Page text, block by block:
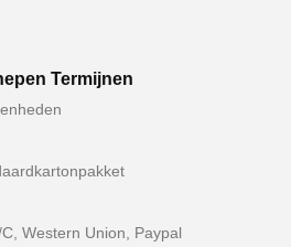
Termijnen
Western Union, Paypal